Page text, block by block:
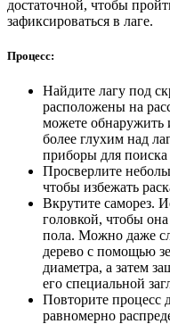
достаточной, чтобы
зафиксироваться в лаге.
Процесс:
Найдите лагу под
расположены на
можете обнаружить
более глухим над
приборы для
Просверлите
чтобы избежать
Вкрутите саморез.
головкой, чтобы
пола. Можно даже
дерево с помощью
диаметра, а затем
его специальной
Повторите процесс
равномерно